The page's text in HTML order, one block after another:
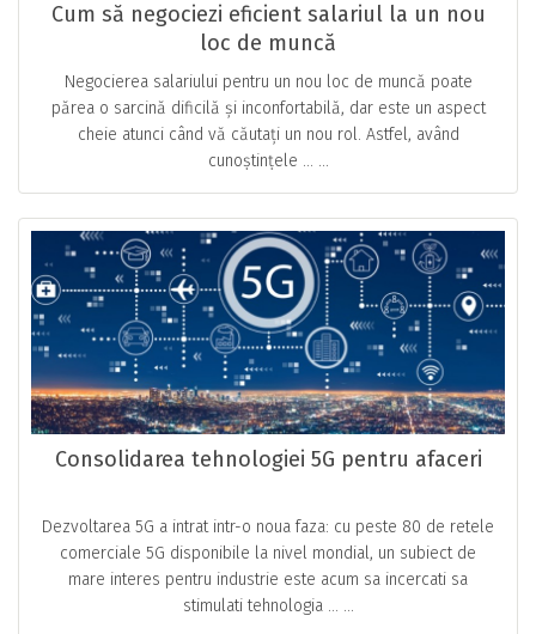
Cum să negociezi eficient salariul la un nou
loc de muncă
Negocierea salariului pentru un nou loc de muncă poate
părea o sarcină dificilă și inconfortabilă, dar este un aspect
cheie atunci când vă căutați un nou rol. Astfel, având
cunoștințele … ...
Consolidarea tehnologiei 5G pentru afaceri
Dezvoltarea 5G a intrat intr-o noua faza: cu peste 80 de retele
comerciale 5G disponibile la nivel mondial, un subiect de
mare interes pentru industrie este acum sa incercati sa
stimulati tehnologia … ...